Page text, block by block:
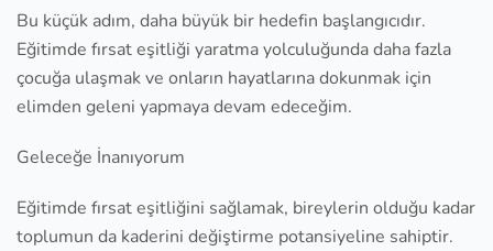
Bu küçük adım, daha büyük bir hedefin başlangıcıdır.
Eğitimde fırsat eşitliği yaratma yolculuğunda daha fazla
çocuğa ulaşmak ve onların hayatlarına dokunmak için
elimden geleni yapmaya devam edeceğim.
Geleceğe İnanıyorum
Eğitimde fırsat eşitliğini sağlamak, bireylerin olduğu kadar
toplumun da kaderini değiştirme potansiyeline sahiptir.